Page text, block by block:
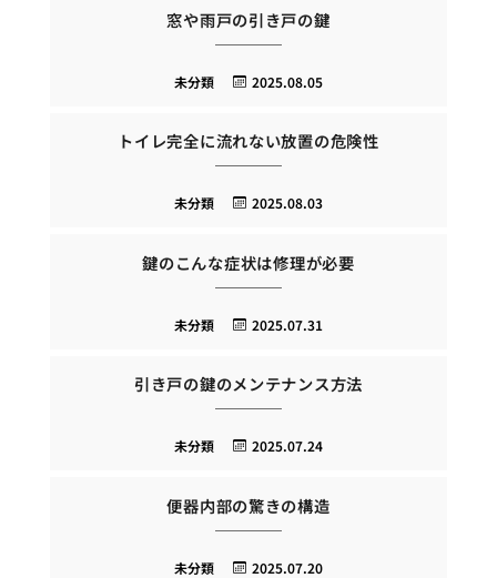
窓や雨戸の引き戸の鍵
2025.08.05
未分類
トイレ完全に流れない放置の危険性
2025.08.03
未分類
鍵のこんな症状は修理が必要
2025.07.31
未分類
引き戸の鍵のメンテナンス方法
2025.07.24
未分類
便器内部の驚きの構造
2025.07.20
未分類